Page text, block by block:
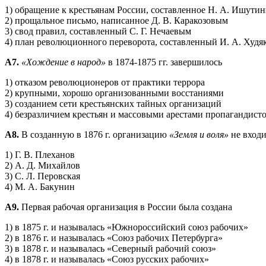
1) обращение к крестьянам России, составленное Н. А.
2) прощальное письмо, написанное Д. В. Каракозовым
3) свод правил, составленный С. Г. Нечаевым
4) план революционного переворота, составленный И. А.
А7. «Хождение в народ» в 1874-1875 гг. завершилось
1) отказом революционеров от практики террора
2) крупными, хорошо организованными восстаниями
3) созданием сети крестьянских тайных организаций
4) безразличием крестьян и массовыми арестами
А8. В созданную в 1876 г. организацию «Земля и воля» не
1) Г. В. Плеханов
2) А. Д. Михайлов
3) С. Л. Перовская
4) М. А. Бакунин
А9. Первая рабочая организация в России была создана
1) в 1875 г. и называлась «Южнороссийский союз рабочих»
2) в 1876 г. и называлась «Союз рабочих Петербурга»
3) в 1878 г. и называлась «Северный рабочий союз»
4) в 1878 г. и называлась «Союз русских рабочих»